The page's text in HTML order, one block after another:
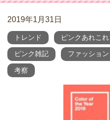
2019年1月31日
トレンド ピンクあれこれ
ピンク雑記 ファッション
考察